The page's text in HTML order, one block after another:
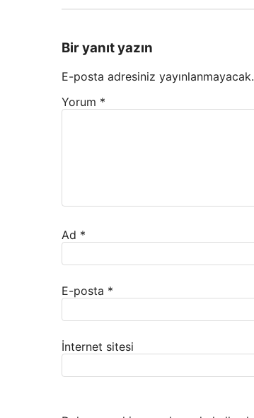
Bir yanıt yazın
E-posta adresiniz yayınlanmayacak.
Yorum *
Ad *
E-posta *
İnternet sitesi